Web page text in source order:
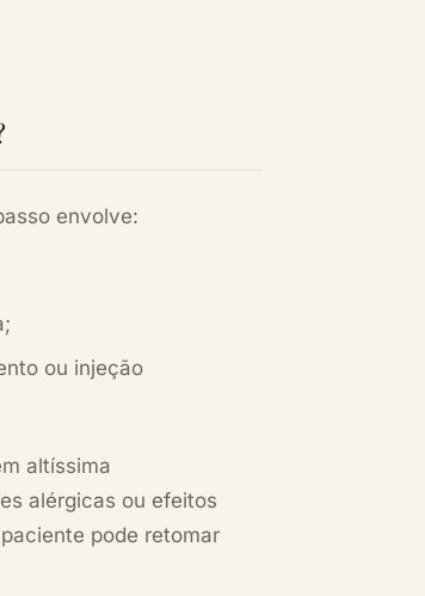
envolve:
ou injeção
altíssima
alérgicas ou efeitos
pode retomar